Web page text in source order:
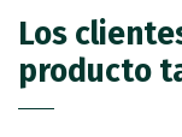
Los
producto